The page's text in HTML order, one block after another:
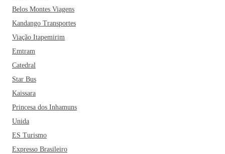
Belos Montes Viagens
Kandango Transportes
Viação Itapemirim
Emtram
Catedral
Star Bus
Kaissara
Princesa dos Inhamuns
Unida
ES Turismo
Expresso Brasileiro